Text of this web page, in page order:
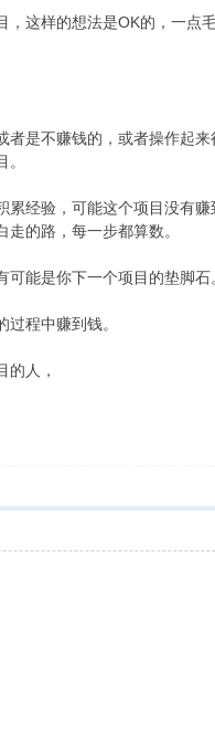
这样的想法是OK的，一点
是不赚钱的，或者操作起
经验，可能这个项目没有
的路，每一步都算数。
可能是你下一个项目的垫脚石
程中赚到钱。
的人，